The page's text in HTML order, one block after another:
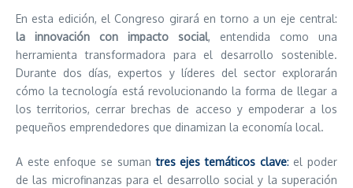
En esta edición, el Congreso girará en torno a un eje central:
la innovación con impacto social, entendida como una
herramienta transformadora para el desarrollo sostenible.
Durante dos días, expertos y líderes del sector explorarán
cómo la tecnología está revolucionando la forma de llegar a
los territorios, cerrar brechas de acceso y empoderar a los
pequeños emprendedores que dinamizan la economía local.
A este enfoque se sumantres ejes temáticos clave: el poder
de las microfinanzas para el desarrollo social y la superación